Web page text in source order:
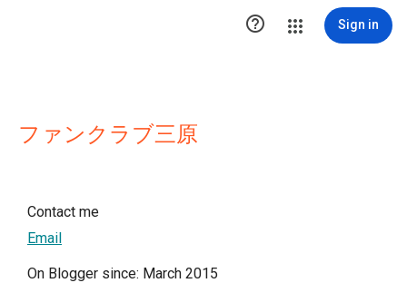
 Sign in
ファンクラブ三原
Contact me
Email
On Blogger since: March 2015